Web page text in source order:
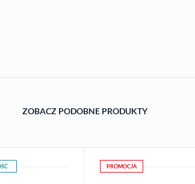
ZOBACZ PODOBNE PRODUKTY
PROMOCJA